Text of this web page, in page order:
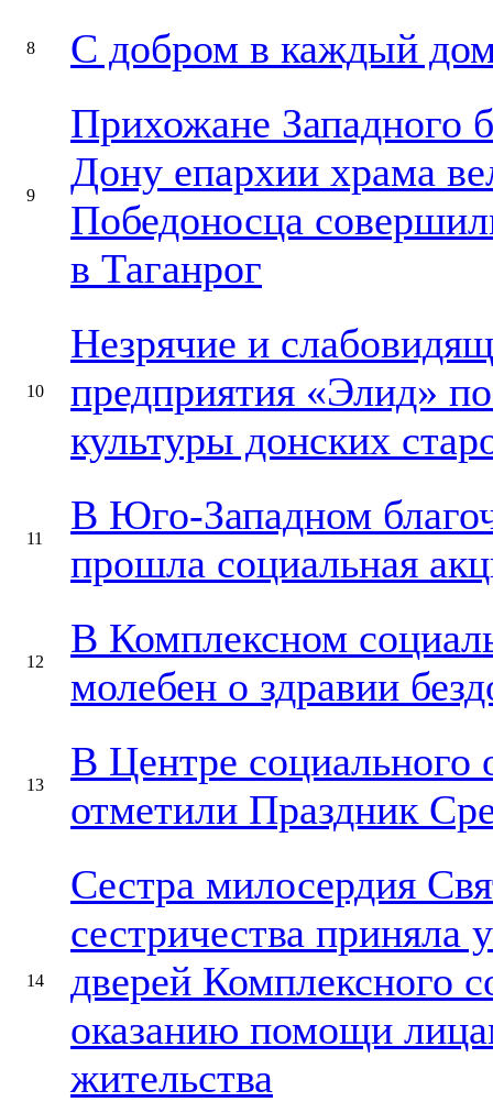
8 С добром в каждый
9
Прихожане Западного
Дону епархии храма
Победоносца
в Таганрог
10
Незрячие и
предприятия «Элид»
культуры донских
11
В Юго-Западном
прошла социальная
12
В Комплексном
молебен о здравии
13
В Центре социального
отметили Праздник
14
Сестра милосердия
сестричества приняла
дверей Комплексного
оказанию помощи
жительства